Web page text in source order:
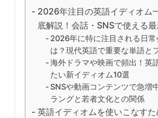
2026年注目の英語イディオム
底解説！会話・SNSで使える
2026年に特に注目される日常
は？現代英語で重要な単語と
海外ドラマや映画で頻出！英
たい新イディオム10選
SNSや動画コンテンツで急増
ラングと若者文化との関係
英語イディオムを使いこなす